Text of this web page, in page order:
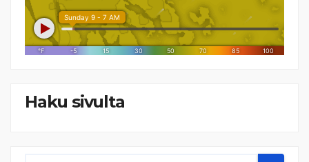
Haku sivulta